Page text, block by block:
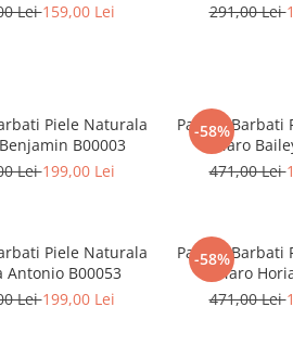
Lei159,00 Lei
291,00 Lei
Piele Naturala
B00003
Lei199,00 Lei
-58%
Pantofi Barbati
Maro
471,00 Lei
Piele Naturala
Antonio B00053
Lei199,00 Lei
-58%
Pantofi Barbati
Maro
471,00 Lei